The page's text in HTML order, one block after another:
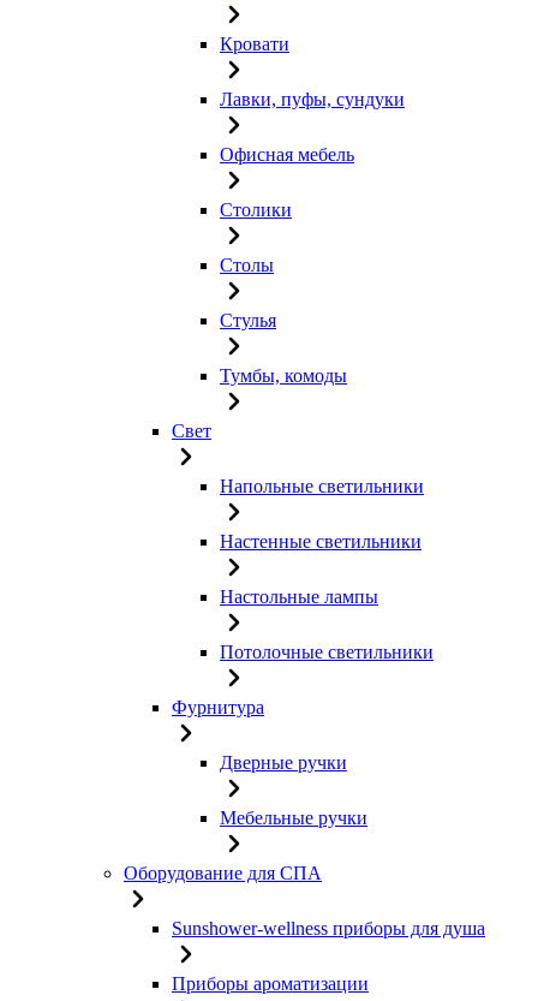
Кровати
Лавки, пуфы, сундуки
Офисная мебель
Столики
Столы
Стулья
Тумбы, комоды
Свет
Напольные светильники
Настенные светильники
Настольные лампы
Потолочные светильники
Фурнитура
Дверные ручки
Мебельные ручки
Оборудование для СПА
Sunshower-wellness приборы для душа
Приборы ароматизации